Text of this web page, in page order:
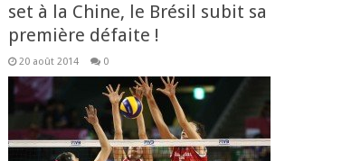
set à la Chine, le Brésil subit sa
première défaite !
20 août 2014 0